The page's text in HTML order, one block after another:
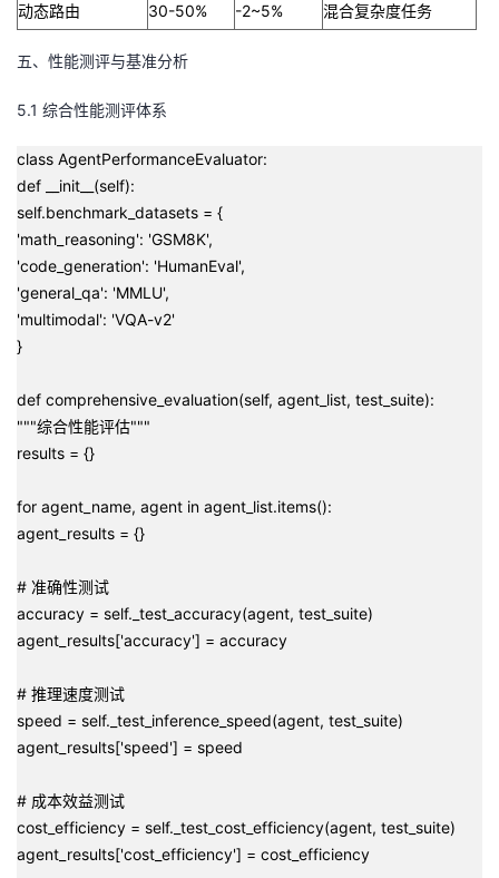
动态路由 30-50% -2~5% 混合复杂度任务
五、性能测评与基准分析
5.1 综合性能测评体系
class AgentPerformanceEvaluator:
def __init__(self):
self.benchmark_datasets = {
'math_reasoning': 'GSM8K',
'code_generation': 'HumanEval',
'general_qa': 'MMLU',
'multimodal': 'VQA-v2'
}
def comprehensive_evaluation(self, agent_list, test_suite):
"""综合性能评估"""
results = {}
for agent_name, agent in agent_list.items():
agent_results = {}
# 准确性测试
accuracy = self._test_accuracy(agent, test_suite)
agent_results['accuracy'] = accuracy
# 推理速度测试
speed = self._test_inference_speed(agent, test_suite)
agent_results['speed'] = speed
# 成本效益测试
cost_efficiency = self._test_cost_efficiency(agent, test_suite)
agent_results['cost_efficiency'] = cost_efficiency